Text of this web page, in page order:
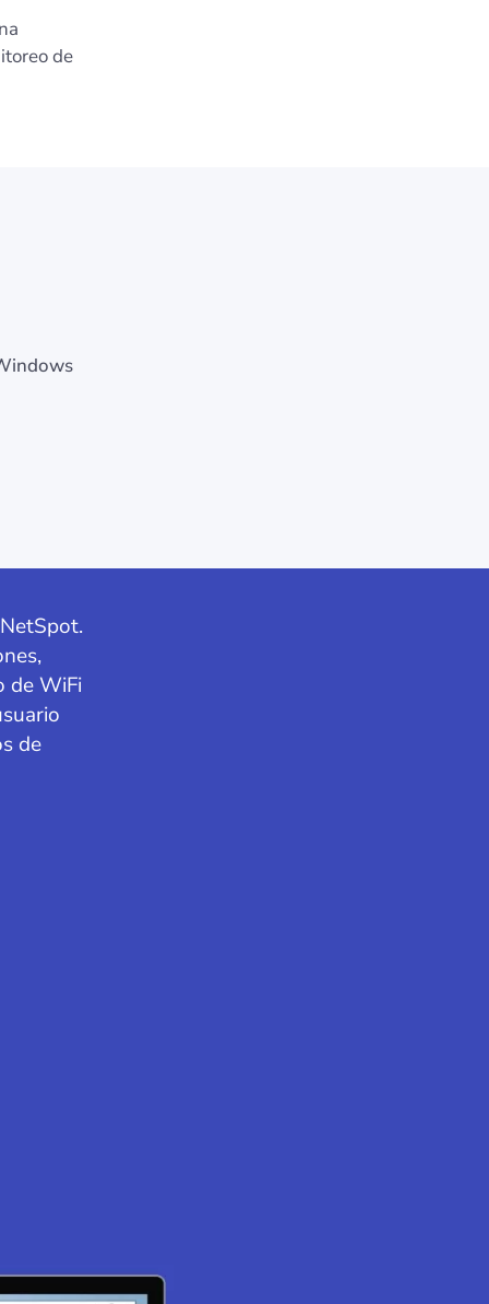
de
de WiFi
de